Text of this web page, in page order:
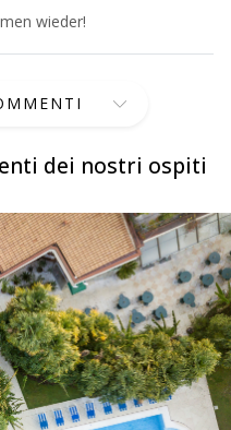
dei nostri ospiti
wieder!